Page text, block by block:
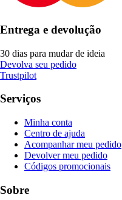
Entrega e devolução
30 dias para mudar de ideia
Devolva seu pedido
Trustpilot
Serviços
Minha conta
Centro de ajuda
Acompanhar meu pedido
Devolver meu pedido
Códigos promocionais
Sobre